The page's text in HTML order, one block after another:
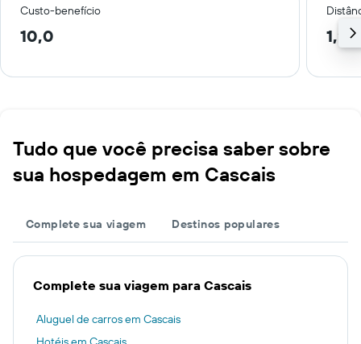
Custo-benefício
10,0 1,2
Tudo que você precisa saber sobre
sua hospedagem em Cascais
Complete sua viagem Destinos populares
Complete sua viagem para Cascais
Aluguel de carros em Cascais